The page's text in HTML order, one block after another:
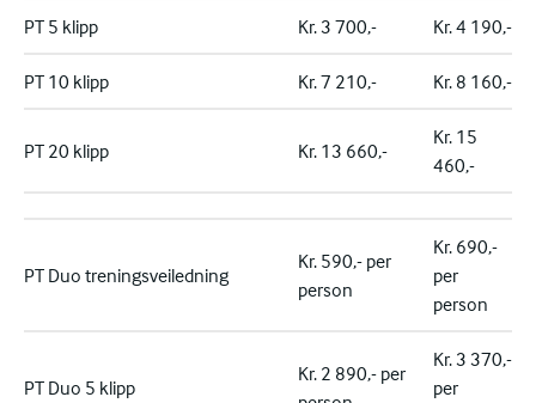
PT 5 klipp Kr. 3 700,- Kr. 4 190,-
PT 10 klipp Kr. 7 210,- Kr. 8 160,-
PT 20 klipp Kr. 13 660,-
Kr. 15
460,-
PT Duo treningsveiledning
Kr. 590,- per
person
Kr. 690,-
per
person
PT Duo 5 klipp
Kr. 2 890,- per
Kr. 3 370,-
per